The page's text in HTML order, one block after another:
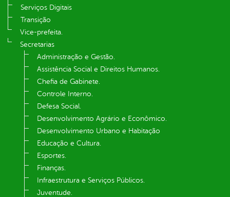
Serviços Digitais
Transição
Vice-prefeita.
Secretarias
Administração e Gestão.
Assistência Social e Direitos Humanos.
Chefia de Gabinete.
Controle Interno.
Defesa Social.
Desenvolvimento Agrário e Econômico.
Desenvolvimento Urbano e Habitação
Educação e Cultura.
Esportes.
Finanças.
Infraestrutura e Serviços Públicos.
Juventude.